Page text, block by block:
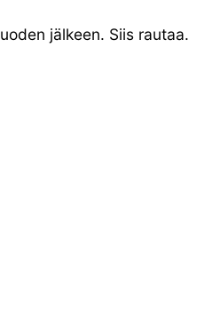
jälkeen. Siis rautaa.